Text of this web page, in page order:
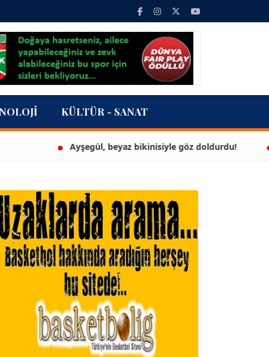
KÜLTÜR - SANAT
Ayşegül, beyaz bikinisiyle göz doldurdu! 3
A. BAHRİ VRESKALA
Köşe Yazarı